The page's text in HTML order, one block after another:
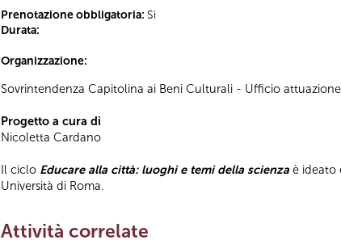
Prenotazione obbligatoria: Sì
Durata:
Organizzazione:
Sovrintendenza Capitolina ai Beni Culturali - Ufficio
Progetto a cura di
Nicoletta Cardano
Il ciclo Educare alla città: luoghi e temi della scienza è ideato
Università di Roma.
Attività correlate